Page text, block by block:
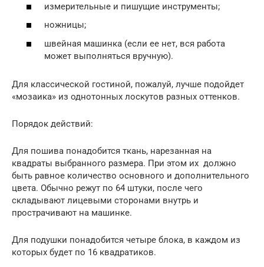
измерительные и пишущие инструменты;
ножницы;
швейная машинка (если ее нет, вся работа
может выполняться вручную).
Для классической гостиной, пожалуй, лучше подойдет
«мозаика» из однотонных лоскутов разных оттенков.
Порядок действий:
Для пошива понадобится ткань, нарезанная на
квадраты выбранного размера. При этом их должно
быть равное количество основного и дополнительного
цвета. Обычно режут по 64 штуки, после чего
складывают лицевыми сторонами внутрь и
прострачивают на машинке.
Для подушки понадобится четыре блока, в каждом из
которых будет по 16 квадратиков.